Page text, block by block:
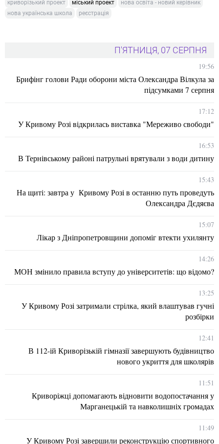
криворізький проект
міський проект
нова освіта - новий керівник
нова українська школа
реєстрація
П'ЯТНИЦЯ, 07 СЕРПНЯ
19:56
Брифінг голови Ради оборони міста Олександра Вілкула за
підсумками 7 серпня
17:12
У Кривому Розі відкрилась виставка "Мереживо свободи"
16:53
В Тернівському районі патрульні врятували з води дитину
15:43
На щиті: завтра у Кривому Розі в останню путь проведуть
Олександра Дєдяєва
15:07
Лікар з Дніпропетровщини допоміг втекти ухилянту
14:26
МОН змінило правила вступу до університетів: що відомо?
13:25
У Кривому Розі затримали стрілка, який влаштував гучні
розбірки
12:41
В 112-ій Криворізькій гімназії завершують будівництво
нового укриття для школярів
11:51
Криворіжці допомагають відновити водопостачання у
Марганецькій та навколишніх громадах
11:49
У Кривому Розі завершили реконструкцію спортивного